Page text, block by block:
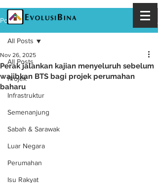
Post
All Posts
Projek
Infrastruktur
Semenanjung
Sabah & Sarawak
Luar Negara
Perumahan
Isu Rakyat
All Posts
Perak jalankan kajian menyeluruh sebelum
wajibkan BTS bagi projek perumahan
baharu
Nov 26, 2025